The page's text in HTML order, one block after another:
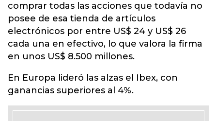
comprar todas las acciones que todavía no
posee de esa tienda de artículos
electrónicos por entre US$ 24 y US$ 26
cada una en efectivo, lo que valora la firma
en unos US$ 8.500 millones.
En Europa lideró las alzas el Ibex, con
ganancias superiores al 4%.